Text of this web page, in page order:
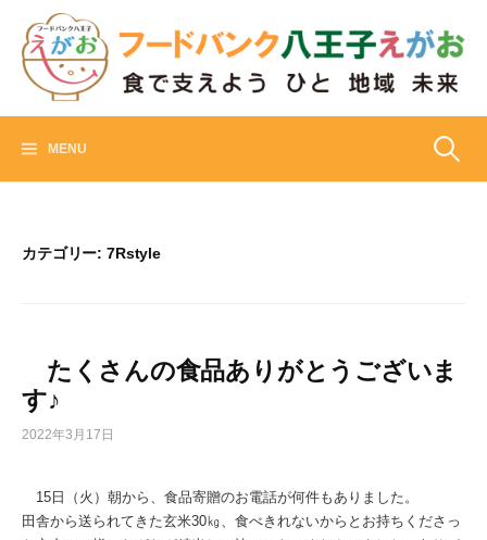
content
MENU 検
カテゴリー:7Rstyle
たくさんの食品ありがとうございま
す♪
2022年3月17日
15日（火）朝から、食品寄贈のお電話が何件もありました。
田舎から送られてきた玄米30㎏、食べきれないからとお持ちくださっ